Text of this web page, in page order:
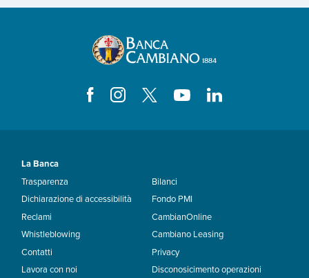
La Banca
Trasparenza
Dichiarazione di accessibilità
Reclami
Whistleblowing
Contatti
Lavora con noi
Bilanci
Fondo PMI
CambianOnline
Cambiano Leasing
Privacy
Disconosicimento operazioni